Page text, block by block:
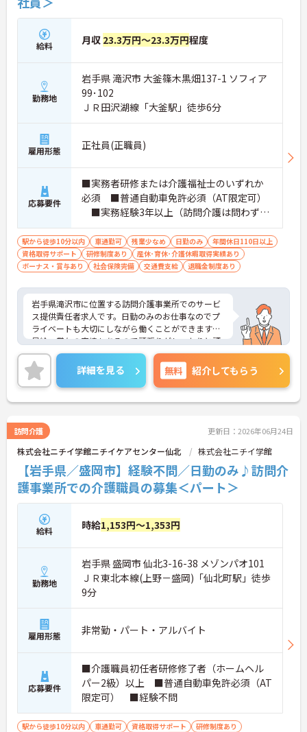
給料 月収 23.3万円～23.3万円程度
勤務地
岩手県 滝沢市 大釜篠木黒畑137-1 ソフィア
99･102
ＪＲ田沢湖線「大釜駅」徒歩6分
雇用形態 正社員(正職員)
応募要件
■実務者研修または介護福祉士のいずれか
必須 ■普通自動車免許必須（AT限定可）
■実務経験3年以上（訪問介護は問わず、
介護職全般）
駅から徒歩10分以内 車通勤可 残業少なめ 日勤のみ
年間休日110日以上
資格取得サポート
研修制度あり
産休･育休･介護休暇取得実績あり
ボーナス・賞与あり
社会保険完備 交通費支給 退職金制度あり
岩手県滝沢市に位置する訪問介護事業所でのサービ
ス提供責任者求人です。日勤のみのお仕事なのでプ
ライベートも大切にしながら働くことができます。
昇給・賞与の実績もあるので頑張りがしっかりと評
価される環境です。ご興味のある方には、面接対策
ポイント等、さらに詳細をお話ししますのでお気軽
にご相談ください！
詳細を見る 無料 紹介してもらう
訪問介護 更新日：2026年06月24日
株式会社ニチイ学館ニチイケアセンター仙北 株式会社ニチイ学館
【岩手県／盛岡市】経験不問／日勤のみ♪訪問介
護事業所での介護職員の募集＜パート＞
給料 時給1,153円～1,353円
勤務地
岩手県 盛岡市 仙北3-16-38 メゾンパオ101
ＪＲ東北本線(上野－盛岡)「仙北町駅」徒歩
9分
雇用形態 非常勤・パート・アルバイト
応募要件
■介護職員初任者研修修了者（ホームヘル
パー2級）以上 ■普通自動車免許必須（AT
限定可） ■経験不問
駅から徒歩10分以内 車通勤可 資格取得サポート
研修制度あり